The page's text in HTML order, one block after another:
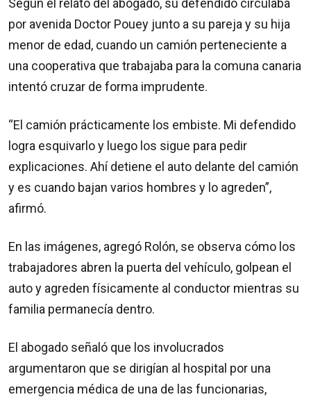
por avenida Doctor Pouey junto a su pareja y su hija
menor de edad, cuando un camión perteneciente a
una cooperativa que trabajaba para la comuna canaria
intentó cruzar de forma imprudente.
“El camión prácticamente los embiste. Mi defendido
logra esquivarlo y luego los sigue para pedir
explicaciones. Ahí detiene el auto delante del camión
y es cuando bajan varios hombres y lo agreden”,
afirmó.
En las imágenes, agregó Rolón, se observa cómo los
trabajadores abren la puerta del vehículo, golpean el
auto y agreden físicamente al conductor mientras su
familia permanecía dentro.
El abogado señaló que los involucrados
argumentaron que se dirigían al hospital por una
emergencia médica de una de las funcionarias,